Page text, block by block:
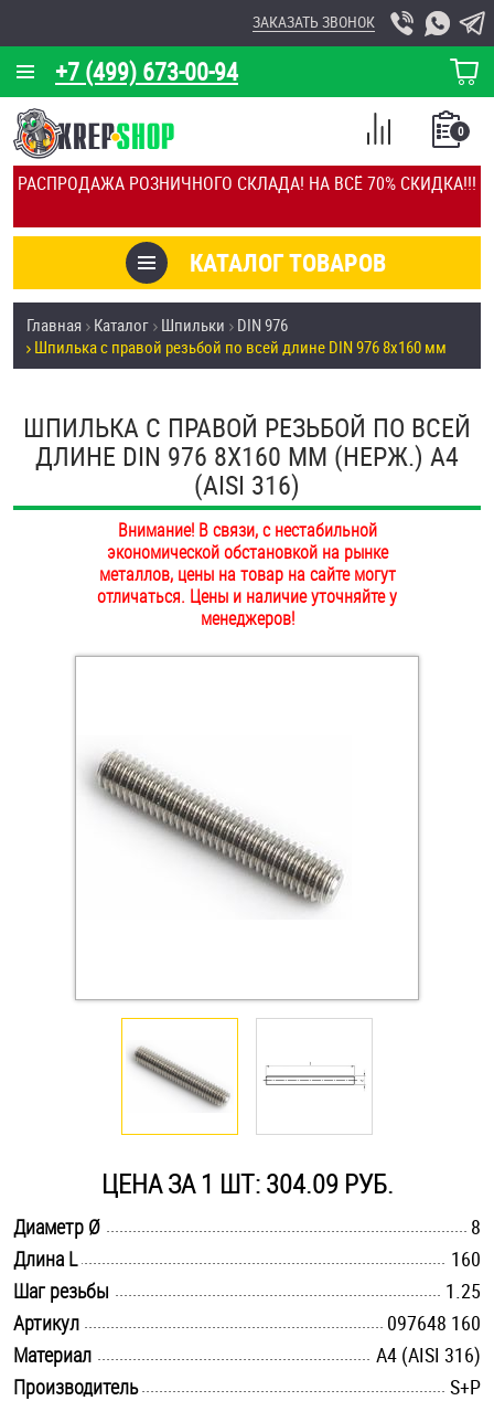
РАСПРОДАЖА РОЗНИЧНОГО СКЛАДА! НА ВСЁ 70% СКИДКА!!!
+7 (499) 673-00-94
ЗАКАЗАТЬ ЗВОНОК
КОРЗИНА
О КОМПАНИИ
КАЛЬКУЛЯТОР
ОТЗЫВЫ
УСЛУГИ
СКИДКИ
ОПТ
ПОКУПАТЕЛЯМ
ОПЛАТА И ДОСТАВКА
НАШИ МАГАЗИНЫ
КАТАЛОГ ТОВАРОВ
0
СПИСОК
СРАВНЕНИЕ
Товары со скидкой
Анкеры
Антивандальный крепёж, инструмент
Заклепки (Гайки-Заклепки)
Инструмент
Крюки, кольца с метрической резьбой
Оснастка и аксессуары для яхт
Стопорные кольца
Такелаж
Хомуты
Главная Каталог Шпильки
DIN 976
Шпилька с правой резьбой по всей длине DIN 976 8х160 мм
ШПИЛЬКА С ПРАВОЙ РЕЗЬБОЙ ПО ВСЕЙ
ДЛИНЕ DIN 976 8Х160 ММ (НЕРЖ.) A4
(AISI 316)
Внимание! В связи, с нестабильной
экономической обстановкой на рынке
металлов, цены на товар на сайте могут
отличаться. Цены и наличие уточняйте у
менеджеров!
ЦЕНА ЗА 1 ШТ: 304.09 РУБ.
Диаметр Ø
8
Длина L
160
Шаг резьбы
1.25
Артикул
097648 160
Материал
A4 (AISI 316)
Производитель
S+P